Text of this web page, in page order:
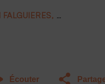
FALGUIERES Joëlle DE
Écouter